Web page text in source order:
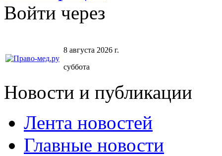
Войти через
8 августа 2026 г.
суббота
Новости и публикации
Лента новостей
Главные новости